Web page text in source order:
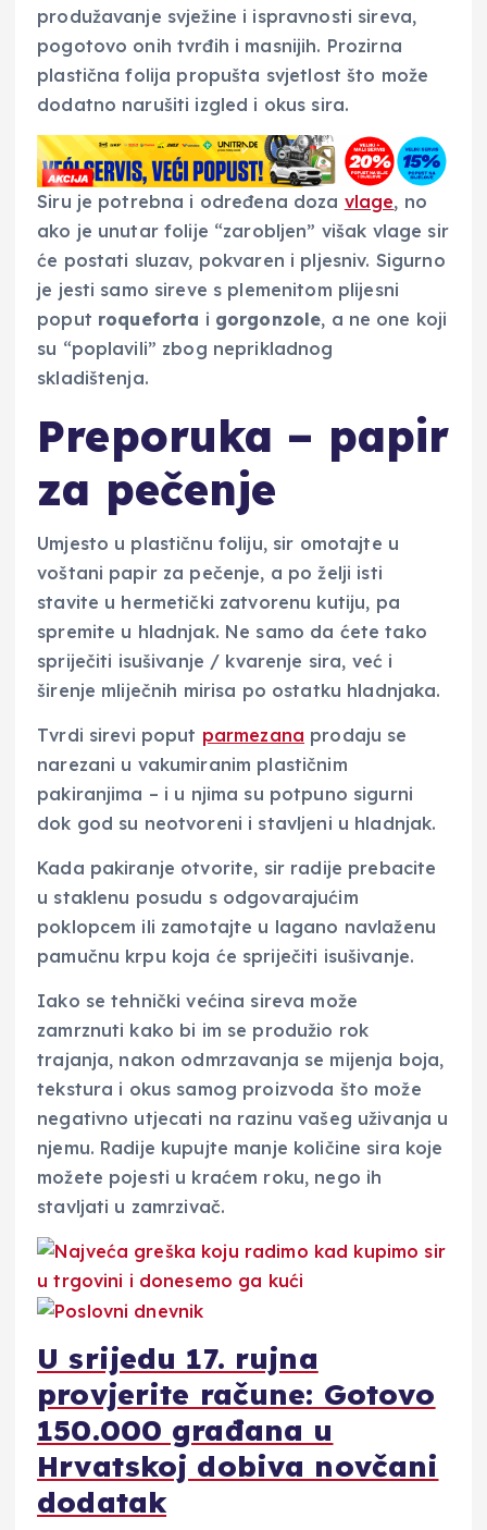
produžavanje svježine i ispravnosti sireva,
pogotovo onih tvrđih i masnijih. Prozirna
plastična folija propušta svjetlost što može
dodatno narušiti izgled i okus sira.
Siru je potrebna i određena doza vlage, no
ako je unutar folije “zarobljen” višak vlage sir
će postati sluzav, pokvaren i pljesniv. Sigurno
je jesti samo sireve s plemenitom plijesni
poput roqueforta i gorgonzole, a ne one koji
su “poplavili” zbog neprikladnog
skladištenja.
Preporuka – papir
za pečenje
Umjesto u plastičnu foliju, sir omotajte u
voštani papir za pečenje, a po želji isti
stavite u hermetički zatvorenu kutiju, pa
spremite u hladnjak. Ne samo da ćete tako
spriječiti isušivanje / kvarenje sira, već i
širenje mliječnih mirisa po ostatku hladnjaka.
Tvrdi sirevi poput parmezana prodaju se
narezani u vakumiranim plastičnim
pakiranjima – i u njima su potpuno sigurni
dok god su neotvoreni i stavljeni u hladnjak.
Kada pakiranje otvorite, sir radije prebacite
u staklenu posudu s odgovarajućim
poklopcem ili zamotajte u lagano navlaženu
pamučnu krpu koja će spriječiti isušivanje.
Iako se tehnički većina sireva može
zamrznuti kako bi im se produžio rok
trajanja, nakon odmrzavanja se mijenja boja,
tekstura i okus samog proizvoda što može
negativno utjecati na razinu vašeg uživanja u
njemu. Radije kupujte manje količine sira koje
možete pojesti u kraćem roku, nego ih
stavljati u zamrzivač.
U srijedu 17. rujna
provjerite račune: Gotovo
150.000 građana u
Hrvatskoj dobiva novčani
dodatak